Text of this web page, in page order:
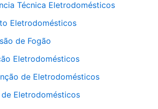
Técnica Eletrodomésticos
Eletrodomésticos
de Fogão
Eletrodomésticos
de Eletrodomésticos
de Eletrodomésticos